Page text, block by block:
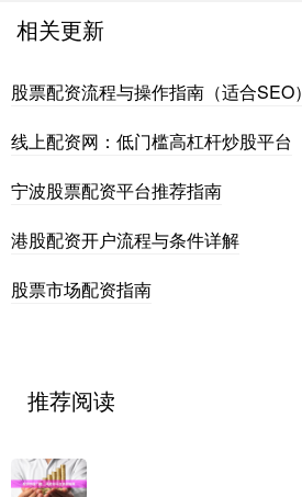
相关更新
股票配资流程与操作指南（适合SEO）
线上配资网：低门槛高杠杆炒股平台
宁波股票配资平台推荐指南
港股配资开户流程与条件详解
股票市场配资指南
推荐阅读